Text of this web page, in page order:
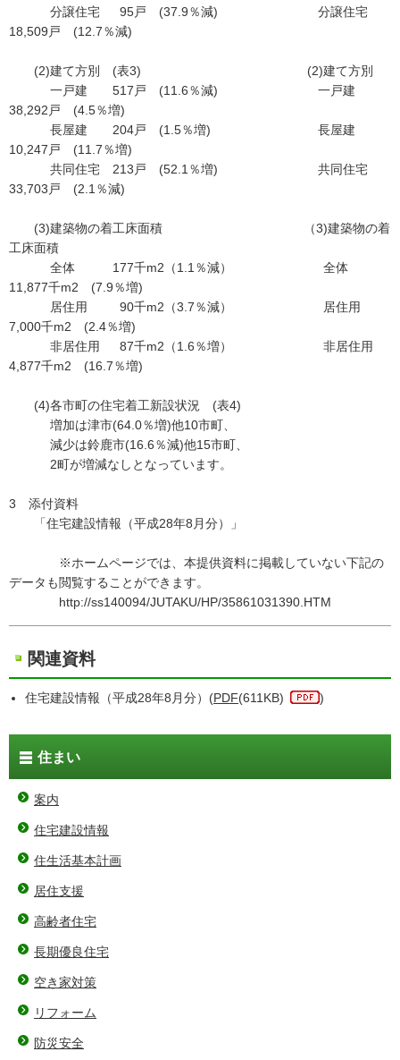
分譲住宅 95戸 (37.9％減) 分譲住宅
18,509戸 (12.7％減)
(2)建て方別 (表3) (2)建て方別
一戸建 517戸 (11.6％減) 一戸建
38,292戸 (4.5％増)
長屋建 204戸 (1.5％増) 長屋建
10,247戸 (11.7％増)
共同住宅 213戸 (52.1％増) 共同住宅
33,703戸 (2.1％減)
(3)建築物の着工床面積 （3)建築物の着
工床面積
全体 177千m2（1.1％減） 全体
11,877千m2 (7.9％増)
居住用 90千m2（3.7％減） 居住用
7,000千m2 (2.4％増)
非居住用 87千m2（1.6％増） 非居住用
4,877千m2 (16.7％増)
(4)各市町の住宅着工新設状況 (表4)
増加は津市(64.0％増)他10市町、
減少は鈴鹿市(16.6％減)他15市町、
2町が増減なしとなっています。
3 添付資料
「住宅建設情報（平成28年8月分）」
※ホームページでは、本提供資料に掲載していない下記の
データも閲覧することができます。
http://ss140094/JUTAKU/HP/35861031390.HTM
関連資料
住宅建設情報（平成28年8月分）(PDF(611KB) )
住まい
案内
住宅建設情報
住生活基本計画
居住支援
高齢者住宅
長期優良住宅
空き家対策
リフォーム
防災安全